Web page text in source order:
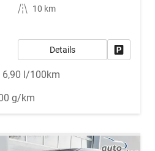
Kilometerstand
10 km
Details
6,90 l/100km
g/km